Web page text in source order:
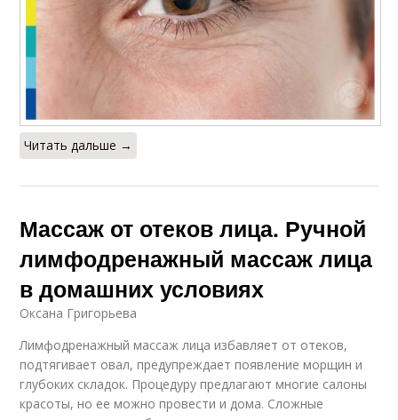
Читать дальше →
Массаж от отеков лица. Ручной
лимфодренажный массаж лица
в домашних условиях
Оксана Григорьева
Лимфодренажный массаж лица избавляет от отеков,
подтягивает овал, предупреждает появление морщин и
глубоких складок. Процедуру предлагают многие салоны
красоты, но ее можно провести и дома. Сложные